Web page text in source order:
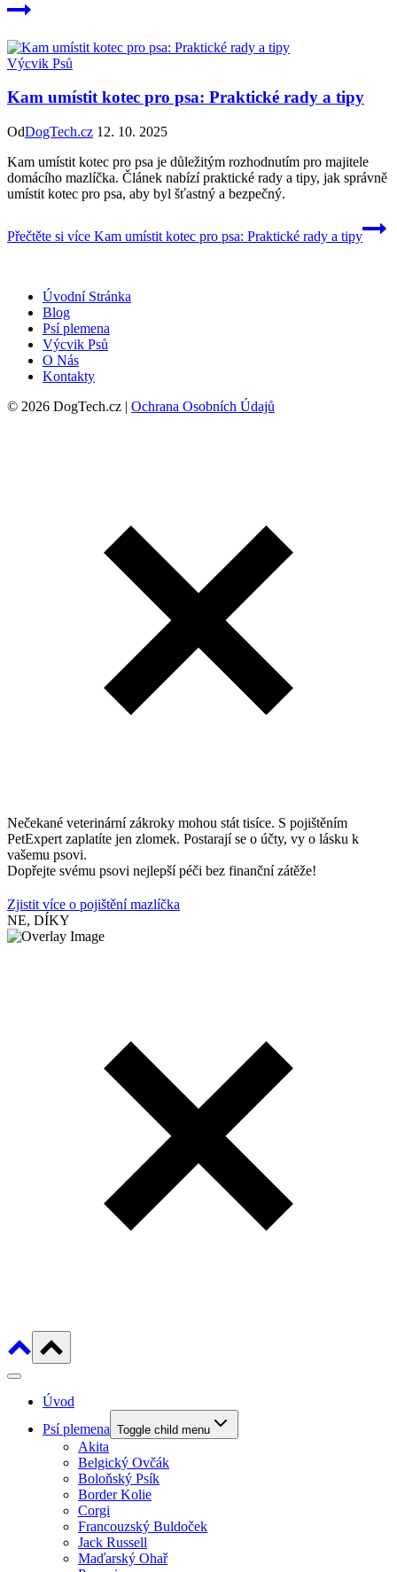
Výcvik Psů
Kam umístit kotec pro psa: Praktické rady a tipy
OdDogTech.cz 12. 10. 2025
Kam umístit kotec pro psa je důležitým rozhodnutím pro majitele
domácího mazlíčka. Článek nabízí praktické rady a tipy, jak správně
umístit kotec pro psa, aby byl šťastný a bezpečný.
Přečtěte si více Kam umístit kotec pro psa: Praktické rady a tipy
Úvodní Stránka
Blog
Psí plemena
Výcvik Psů
O Nás
Kontakty
© 2026 DogTech.cz | Ochrana Osobních Údajů
Nečekané veterinární zákroky mohou stát tisíce. S pojištěním
PetExpert zaplatíte jen zlomek. Postarají se o účty, vy o lásku k
vašemu psovi.
Dopřejte svému psovi nejlepší péči bez finanční zátěže!
Zjistit více o pojištění mazlíčka
NE, DÍKY
Úvod
Psí plemena Toggle child menu
Akita
Belgický Ovčák
Boloňský Psík
Border Kolie
Corgi
Francouzský Buldoček
Jack Russell
Maďarský Ohař